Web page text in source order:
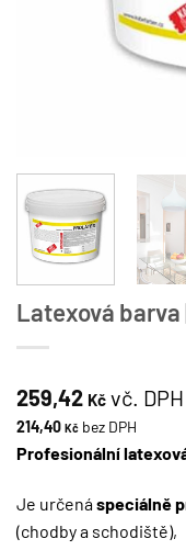
Latexová barva
259,42 Kč vč. DPH
214,40 Kč bez DPH
Profesionální
Je určenáspeciálně
(chodby a schodiště),